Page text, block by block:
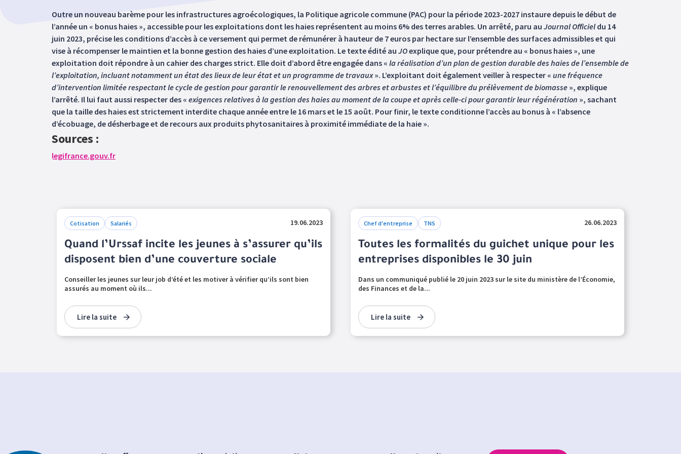
Outre un nouveau barème pour les infrastructures agroécologiques, la Politique agricole commune (PAC) pour la période 2023-2027 instaure depuis le début de
l’année un « bonus haies », accessible pour les exploitations dont les haies représentent au moins 6% des terres arables. Un arrêté, paru au Journal Officieldu 14
juin 2023, précise les conditions d’accès à ce versement qui permet de rémunérer à hauteur de 7 euros par hectare sur l’ensemble des surfaces admissibles et qui
vise à récompenser le maintien et la bonne gestion des haies d’une exploitation. Le texte édité au JOexplique que, pour prétendre au « bonus haies », une
exploitation doit répondre à un cahier des charges strict. Elle doit d’abord être engagée dans « la réalisation d’un plan de gestion durable des haies de l’ensemble de
l’exploitation, incluant notamment un état des lieux de leur état et un programme de travaux». L’exploitant doit également veiller à respecter « une fréquence
d’intervention limitée respectant le cycle de gestion pour garantir le renouvellement des arbres et arbustes et l’équilibre du prélèvement de biomasse », explique
l’arrêté. Il lui faut aussi respecter des « exigences relatives à la gestion des haies au moment de la coupe et après celle-ci pour garantir leur régénération », sachant
que la taille des haies est strictement interdite chaque année entre le 16 mars et le 15 août. Pour finir, le texte conditionne l’accès au bonus à « l’absence
d’écobuage, de désherbage et de recours aux produits phytosanitaires à proximité immédiate de la haie ».
Sources :
legifrance.gouv.fr
Cotisation Salariés 19.06.2023
Quand l’Urssaf incite les jeunes à s’assurer qu’ils
disposent bien d’une couverture sociale
Conseiller les jeunes sur leur job d’été et les motiver à vérifier qu’ils sont bien
assurés au moment où ils...
Lire la suite
Chef d'entreprise TNS 26.06.2023
Toutes les formalités du guichet unique pour les
entreprises disponibles le 30 juin
Dans un communiqué publié le 20 juin 2023 sur le site du ministère de l’Économie,
des Finances et de la...
Lire la suite